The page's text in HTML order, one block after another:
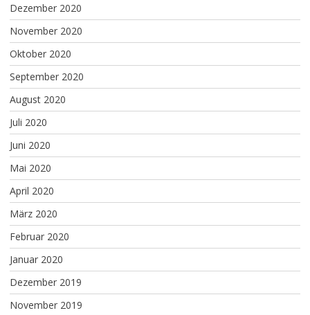
Dezember 2020
November 2020
Oktober 2020
September 2020
August 2020
Juli 2020
Juni 2020
Mai 2020
April 2020
März 2020
Februar 2020
Januar 2020
Dezember 2019
November 2019